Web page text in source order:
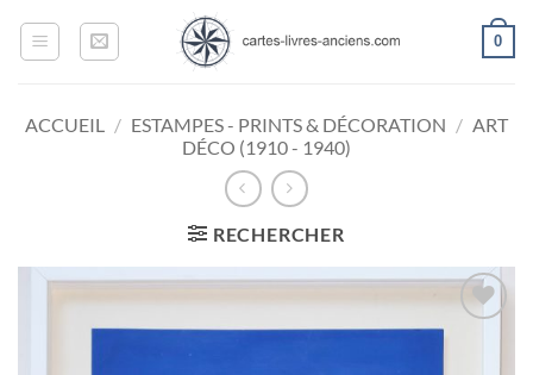
0
ACCUEIL / ESTAMPES - PRINTS & DÉCORATION / ART
DÉCO (1910 - 1940)
RECHERCHER